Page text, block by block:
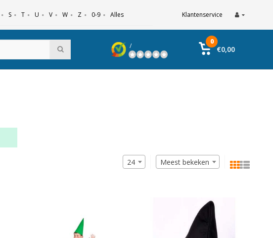
S T U V W Z 0-9 Alles Klantenservice
/
0
€0,00
Meest bekeken
24